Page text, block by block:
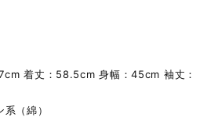
着丈：58.5cm 身幅：45cm 袖丈：
（綿）